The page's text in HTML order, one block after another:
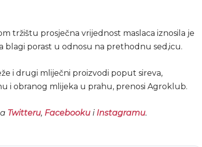
tržištu prosječna vrijednost maslaca iznosila je
blagi porast u odnosu na prethodnu sed,icu.
i drugi mliječni proizvodi poput sireva,
i obranog mlijeka u prahu, prenosi Agroklub.
Twitteru, Facebookui Instagramu.